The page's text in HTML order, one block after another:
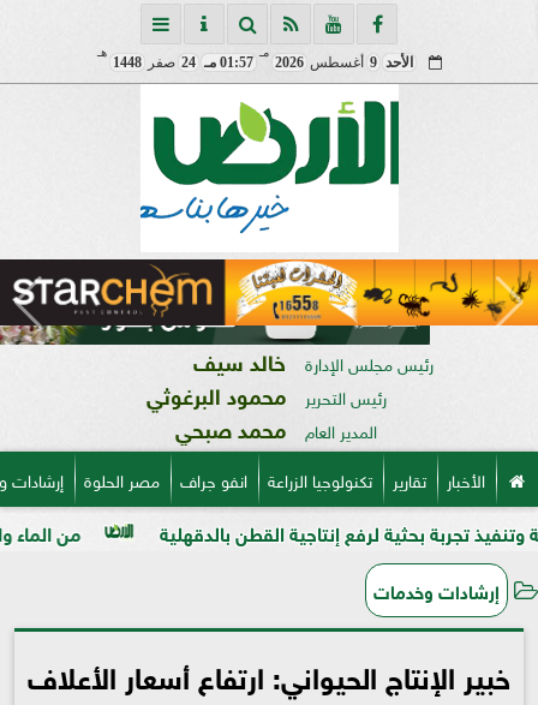
الأحد 9 أغسطس2026
مـ
01:57 مـ 24 صفر1448
هـ
رئيس مجلس الإدارة خالد سيف
رئيس التحرير محمود البرغوثي
المدير العام محمد صبحي
الأخبار تقارير تكنولوجيا الزراعة انفو جراف مصر الحلوة
من الماء والبروتين لرفع إنتاجية القطن بالدقهلية
إرشادات وخدمات
خبير الإنتاج الحيواني: ارتفاع أسعار الأعلاف